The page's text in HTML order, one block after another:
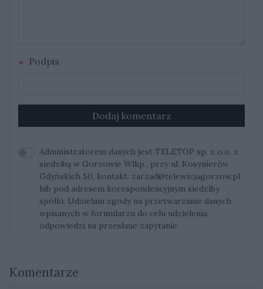
Podpis
Dodaj komentarz
Administratorem danych jest TELETOP sp. z o.o. z
siedzibą w Gorzowie Wlkp., przy ul. Kosynierów
Gdyńskich 50, kontakt: zarzad@telewizjagorzow.pl
lub pod adresem korespondencyjnym siedziby
spółki. Udzielam zgody na przetwarzanie danych
wpisanych w formularzu do celu udzielenia
odpowiedzi na przesłane zapytanie.
Komentarze